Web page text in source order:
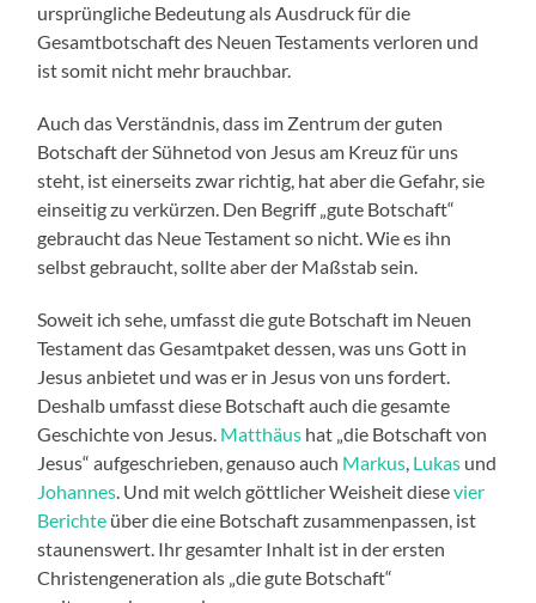
ursprüngliche Bedeutung als Ausdruck für die
Gesamtbotschaft des Neuen Testaments verloren und
ist somit nicht mehr brauchbar.
Auch das Verständnis, dass im Zentrum der guten
Botschaft der Sühnetod von Jesus am Kreuz für uns
steht, ist einerseits zwar richtig, hat aber die Gefahr, sie
einseitig zu verkürzen. Den Begriff „gute Botschaft“
gebraucht das Neue Testament so nicht. Wie es ihn
selbst gebraucht, sollte aber der Maßstab sein.
Soweit ich sehe, umfasst die gute Botschaft im Neuen
Testament das Gesamtpaket dessen, was uns Gott in
Jesus anbietet und was er in Jesus von uns fordert.
Deshalb umfasst diese Botschaft auch die gesamte
Geschichte von Jesus. Matthäus hat „die Botschaft von
Jesus“ aufgeschrieben, genauso auch Markus, Lukas und
Johannes. Und mit welch göttlicher Weisheit diesevier
Berichte über die eine Botschaft zusammenpassen, ist
staunenswert. Ihr gesamter Inhalt ist in der ersten
Christengeneration als „die gute Botschaft“